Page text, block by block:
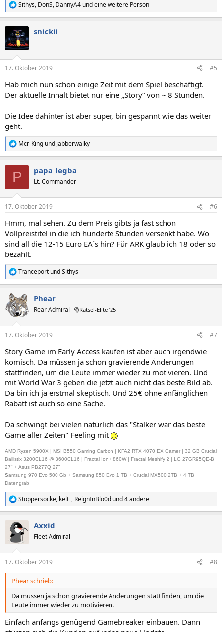
R
e
k
t
i
e
:
Sithys, DonS, DannyA4 und eine weitere Person
snickii
17. Oktober 2019 #5
Hab mich nun schon einige Zeit mit dem Spiel beschäftigt.
Der aktuelle Inhalt bietet nur eine „Story“ von ~ 8 Stunden.
Die Idee dahinter ist aber super, bin gespannt wie das weiter
geht.
R
e
e
:
Mcr-King und jabberwalky
P papa_legba
Lt. Commander
17. Oktober 2019 #6
Hmm, mal sehen. Zu dem Preis gibts ja fast schon
Vollpreistitel in die ich hunderte Stunden versenkt habe. Wo
sind all die 12-15 Euro EA´s hin? Für ARK glaub ich 18 oder so
bezahlt.
R
e
k
t
i
e
:
Tranceport undSithys
Phear
Rear Admiral 🎅Rätsel-Elite ’25
17. Oktober 2019 #7
Story Game im Early Access kaufen ist aber auch irgendwie
komisch. Da müssen ja schon gravierende Änderungen
stattfinden, um die Leute immer wieder zu motivieren. Und
mit World War 3 geben die jetzt auch nicht das beste Bild ab.
Da bin ich ja erstmal skeptisch. Und 25€ ohne anfänglichen
Rabatt ist auch so eine Sache.
Da schwingt bei vielen natürlich das "Stalker war das beste
Game aller Zeiten" Feeling mit
AMD Ryzen 5900X | MSI B550 Gaming Carbon | KFA2 RTX 4070 EX Gamer | 32 GB Crucial
Ballistix 3200CL16 @ 3600CL16 | Fractal Ion+ 860W | Fractal Meshify 2 | LG 27GR95QE-B
27" + Asus PB277Q 27"
Samsung 970 Evo 500 Gb + Samsung 850 Evo 1 TB + Crucial MX500 2TB + 4 TB
Datengrab
R
e
k
t
i
e
n
Stoppersocke, kelt_ , ReignInBlo0d und 4 andere
Axxid
Fleet Admiral
17. Oktober 2019 #8
Phear schrieb:
Da müssen ja schon gravierende Änderungen stattfinden, um die
Leute immer wieder zu motivieren.
Einfach anfangs genügend Gamebreaker einbauen. Dann